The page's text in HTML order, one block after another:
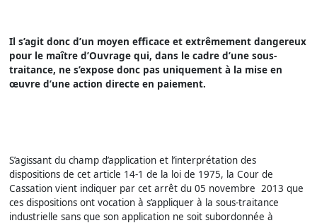
Il s’agit donc d’un moyen efficace et extrêmement dangereux
pour le maître d’Ouvrage qui, dans le cadre d’une sous-
traitance, ne s’expose donc pas uniquement à la mise en
œuvre d’une action directe en paiement.
S’agissant du champ d’application et l’interprétation des
dispositions de cet article 14-1 de la loi de 1975, la Cour de
Cassation vient indiquer par cet arrêt du 05 novembre 2013 que
ces dispositions ont vocation à s’appliquer à la sous-traitance
industrielle sans que son application ne soit subordonnée à